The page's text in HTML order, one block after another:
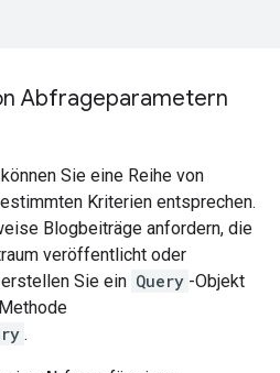
Abfrageparametern
Sie eine Reihe von
Kriterien entsprechen.
Blogbeiträge anfordern, die
veröffentlicht oder
Sie ein Query -Objekt
.